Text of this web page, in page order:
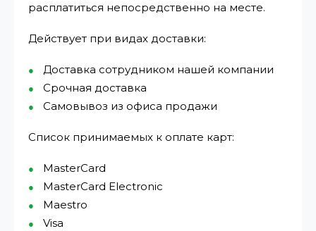
расплатиться непосредственно на месте.
Действует при видах доставки:
Доставка сотрудником нашей компании
Срочная доставка
Самовывоз из офиса продажи
Список принимаемых к оплате карт:
MasterCard
MasterCard Electronic
Maestro
Visa